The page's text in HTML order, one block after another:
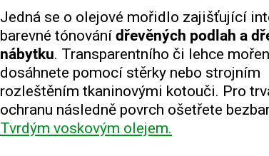
Jedná se o olejové mořidlo zajišťující
barevné tónování dřevěných podlah a
nábytku. Transparentního či lehce
dosáhnete pomocí stěrky nebo strojním
rozleštěním tkaninovými kotouči. Pro
ochranu následně povrch ošetřete
Tvrdým voskovým olejem.